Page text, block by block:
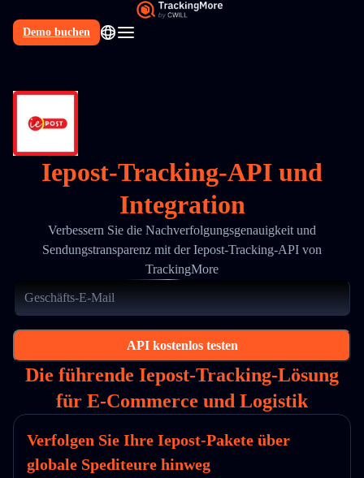
Demo buchen
Iepost-Tracking-API und
Integration
Verbessern Sie die Nachverfolgungsgenauigkeit und
Sendungstransparenz mit der Iepost-Tracking-API von
TrackingMore
API kostenlos testen
Die führende Iepost-Tracking-Lösung
für E-Commerce und Logistik
Verfolgen Sie Ihre Iepost-Pakete über
globale Spediteure hinweg